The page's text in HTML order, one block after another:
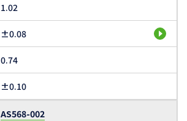
1.02
±0.08
0.74
±0.10
AS568-002